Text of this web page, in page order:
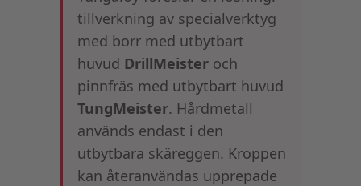
tillverkning av specialverktyg
med borr med utbytbart
huvud DrillMeister och
pinnfräs med utbytbart huvud
TungMeister. Hårdmetall
används endast i den
utbytbara skäreggen. Kroppen
kan återanvändas upprepade